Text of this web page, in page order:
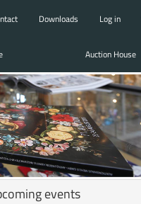
Downloads Log in
Auction House
events